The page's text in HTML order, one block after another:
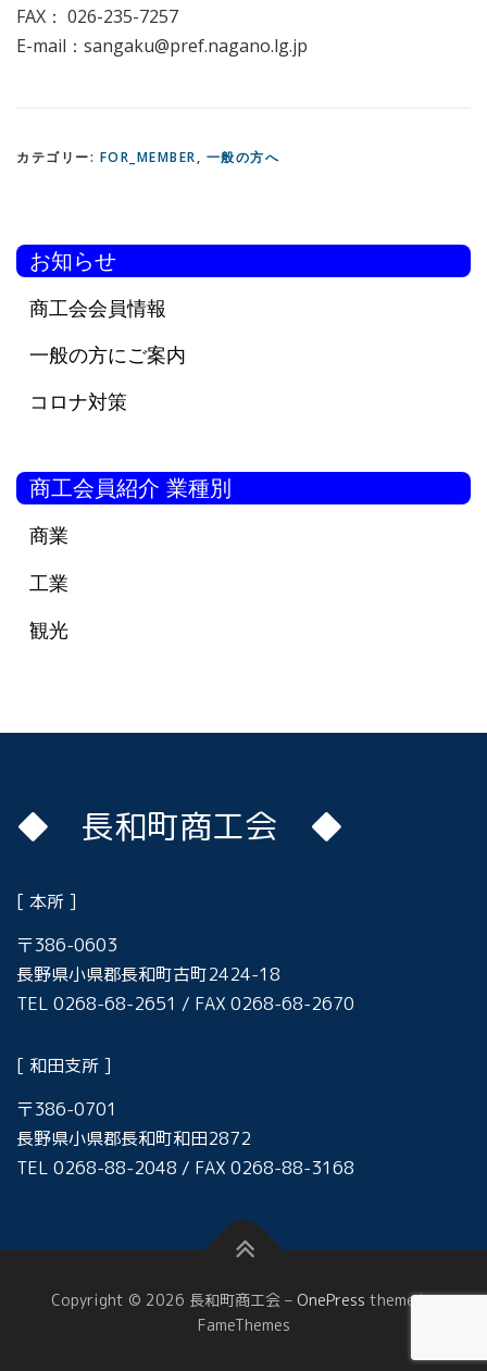
FAX： 026-235-7257
E-mail：sangaku@pref.nagano.lg.jp
カテゴリー: FOR_MEMBER, 一般の方へ
お知らせ
商工会会員情報
一般の方にご案内
コロナ対策
商工会員紹介 業種別
商業
工業
観光
◆ 長和町商工会 ◆
[ 本所 ]
〒386-0603
長野県小県郡長和町古町2424-18
TEL 0268-68-2651 / FAX 0268-68-2670
[ 和田支所 ]
〒386-0701
長野県小県郡長和町和田2872
TEL 0268-88-2048 / FAX 0268-88-3168
Copyright © 2026 長和町商工会 – OnePress theme by
FameThemes